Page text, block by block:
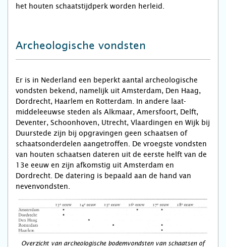
het houten schaatstijdperk worden herleid.
Archeologische vondsten
Er is in Nederland een beperkt aantal archeologische
vondsten bekend, namelijk uit Amsterdam, Den Haag,
Dordrecht, Haarlem en Rotterdam. In andere laat-
middeleeuwse steden als Alkmaar, Amersfoort, Delft,
Deventer, Schoonhoven, Utrecht, Vlaardingen en Wijk bij
Duurstede zijn bij opgravingen geen schaatsen of
schaatsonderdelen aangetroffen. De vroegste vondsten
van houten schaatsen dateren uit de eerste helft van de
13e eeuw en zijn afkomstig uit Amsterdam en
Dordrecht. De datering is bepaald aan de hand van
nevenvondsten.
Overzicht van archeologische bodemvondsten van schaatsen of